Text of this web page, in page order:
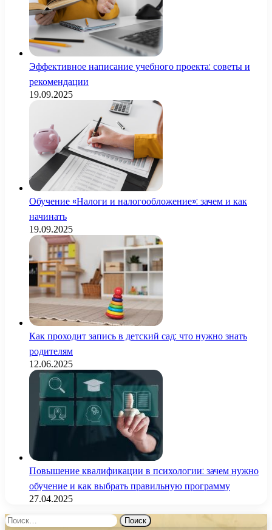
Эффективное написание учебного проекта: советы и
рекомендации
19.09.2025
Обучение «Налоги и налогообложение»: зачем и как
начинать
19.09.2025
Как проходит запись в детский сад: что нужно знать
родителям
12.06.2025
Повышение квалификации в психологии: зачем нужно
обучение и как выбрать правильную программу
27.04.2025
Найти: